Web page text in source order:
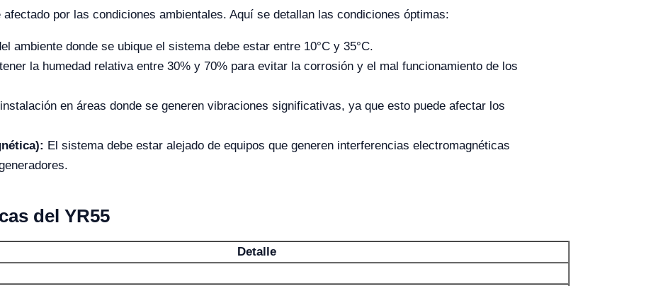
por las condiciones ambientales. Aquí se detallan las condiciones óptimas:
ambiente donde se ubique el sistema debe estar entre 10°C y 35°C.
la humedad relativa entre 30% y 70% para evitar la corrosión y el mal funcionamiento de los
en áreas donde se generen vibraciones significativas, ya que esto puede afectar los
El sistema debe estar alejado de equipos que generen interferencias electromagnéticas
del YR55
Detalle